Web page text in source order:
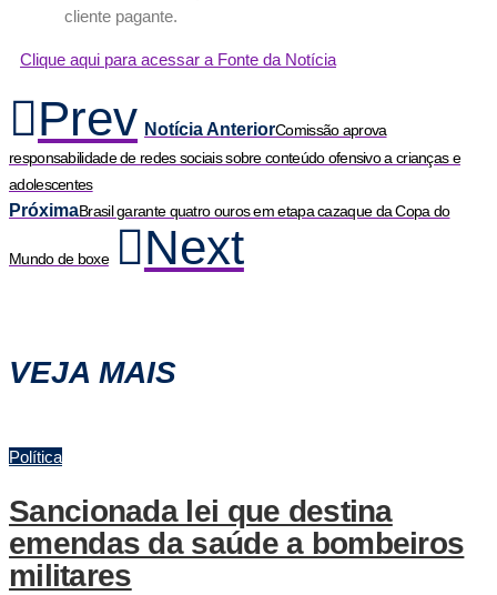
cliente pagante.
Clique aqui para acessar a Fonte da Notícia
Prev Notícia AnteriorComissão aprova
responsabilidade de redes sociais sobre conteúdo ofensivo a crianças e
adolescentes
PróximaBrasil garante quatro ouros em etapa cazaque da Copa do
Mundo de boxe Next
VEJA MAIS
Política
Sancionada lei que destina
emendas da saúde a bombeiros
militares